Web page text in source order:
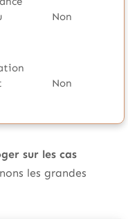
Non
Non
sur les cas
les grandes